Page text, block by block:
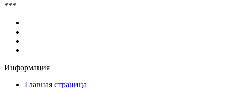
***
Информация
Главная страница